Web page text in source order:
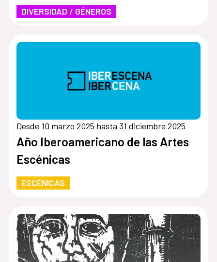
DIVERSIDAD / GÉNEROS
Desde 10 marzo 2025 hasta 31 diciembre 2025
Año Iberoamericano de las Artes
Escénicas
ESCÉNICAS